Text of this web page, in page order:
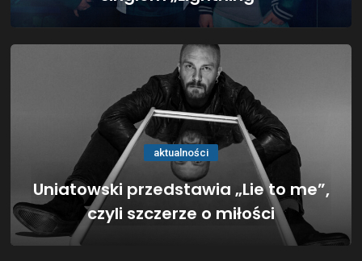
aktualności
Uniatowski przedstawia „Lie to me”,
czyli szczerze o miłości